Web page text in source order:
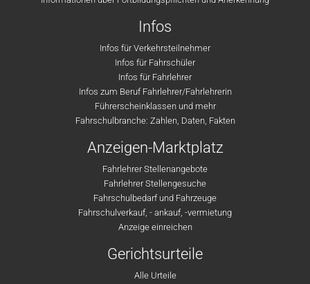
Infos
Infos für Verkehrsteilnehmer
Infos für Fahrschüler
Infos für Fahrlehrer
Infos zum Beruf Fahrlehrer/Fahrlehrerin
Führerscheinklassen und mehr
Fahrschulbranche: Zahlen, Daten, Fakten
Anzeigen-Marktplatz
Fahrlehrer Stellenangebote
Fahrlehrer Stellengesuche
Fahrschulbedarf und Fahrzeuge
Fahrschulverkauf, - ankauf, -vermietung
Anzeige einreichen
Gerichtsurteile
Alle Urteile